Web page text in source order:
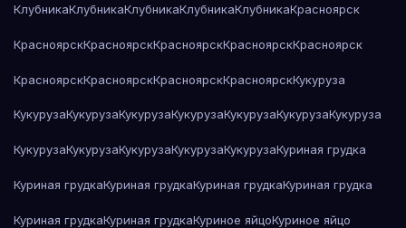
КлубникаКлубникаКлубникаКлубникаКлубникаКрасноярск
КрасноярскКрасноярскКрасноярскКрасноярскКрасноярск
КрасноярскКрасноярскКрасноярскКрасноярскКукуруза
КукурузаКукурузаКукурузаКукурузаКукурузаКукурузаКукуруза
КукурузаКукурузаКукурузаКукурузаКукурузаКуриная грудка
Куриная грудкаКуриная грудкаКуриная грудкаКуриная грудка
Куриная грудкаКуриная грудкаКуриное яйцоКуриное яйцо